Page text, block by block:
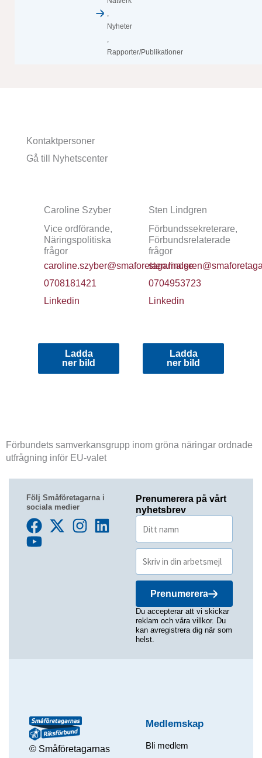
Nyheter
Rapporter/Publikationer
Kontaktpersoner
Gå till Nyhetscenter
Caroline Szyber
Vice ordförande,
Näringspolitiska
frågor
caroline.szyber@smaforetagarna.se
0708181421
Linkedin
Ladda
ner bild
Sten Lindgren
Förbundssekreterare,
Förbundsrelaterade
frågor
0704953723
Linkedin
Ladda
ner bild
Förbundets samverkansgrupp inom gröna näringar ordnade
utfrågning inför EU-valet
Följ Småföretagarna i
sociala medier
Prenumerera på vårt
nyhetsbrev
Prenumerera
Du accepterar att vi skickar
reklam och våra villkor. Du
kan avregistrera dig när som
helst.
© Småföretagarnas
Medlemskap
Bli medlem